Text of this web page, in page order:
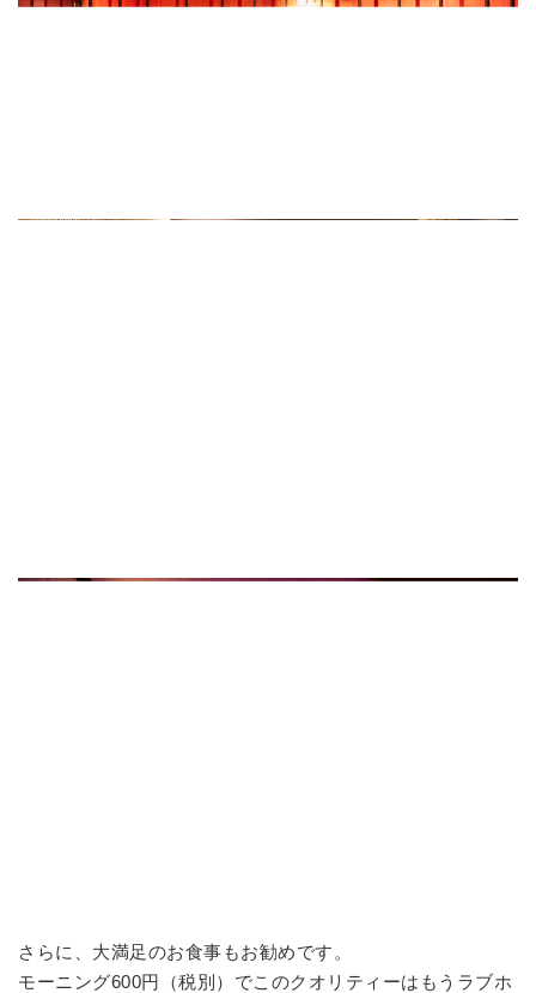
さらに、大満足のお食事もお勧めです。
モーニング600円（税別）でこのクオリティーはもうラブホ